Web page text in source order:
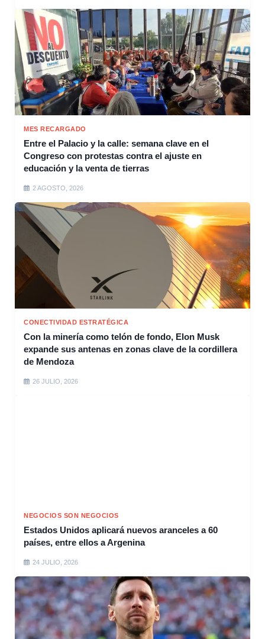
MES RECARGADO
Entre el Palacio y la calle: semana clave en el
Congreso con protestas contra el ajuste en
educación y la venta de tierras
2 AGOSTO, 2026
CONECTIVIDAD ESTRATÉGICA
Con la minería como telón de fondo, Elon Musk
expande sus antenas en zonas clave de la cordillera
de Mendoza
26 JULIO, 2026
NEGOCIOS SON NEGOCIOS
Estados Unidos aplicará nuevos aranceles a 60
países, entre ellos a Argenina
24 JULIO, 2026